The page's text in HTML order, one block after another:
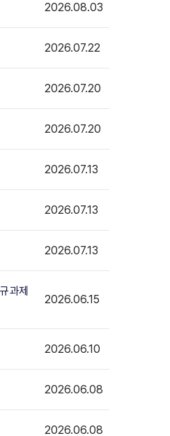
2026.08.03
2026.07.22
2026.07.20
2026.07.20
2026.07.13
2026.07.13
2026.07.13
과제
2026.06.15
2026.06.10
2026.06.08
2026.06.08